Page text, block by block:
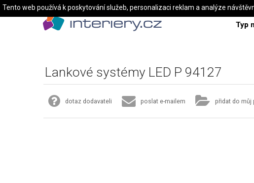
Typ
Lankové systémy LED P 94127
dotaz dodavateli poslat e-mailem přidat do můj
Tento web používá k poskytování služeb, personalizaci reklam a analýze